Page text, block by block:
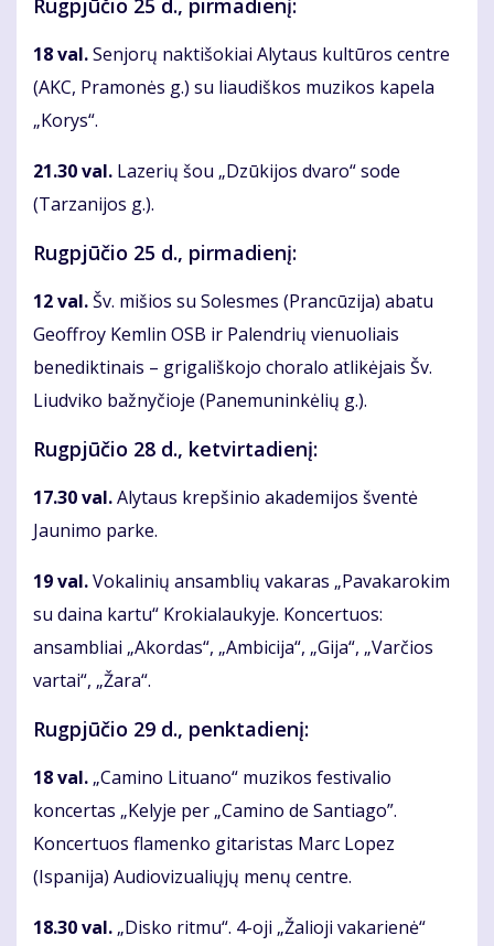
18 val.Senjorų naktišokiai Alytaus kultūros centre
(AKC, Pramonės g.) su liaudiškos muzikos kapela
„Korys“.
21.30 val. Lazerių šou „Dzūkijos dvaro“ sode
(Tarzanijos g.).
Rugpjūčio 25 d., pirmadienį:
12 val.Šv. mišios su Solesmes (Prancūzija) abatu
Geoffroy Kemlin OSB ir Palendrių vienuoliais
benediktinais – grigališkojo choralo atlikėjais Šv.
Liudviko bažnyčioje (Panemuninkėlių g.).
Rugpjūčio 28 d., ketvirtadienį:
17.30 val.Alytaus krepšinio akademijos šventė
Jaunimo parke.
19 val.Vokalinių ansamblių vakaras „Pavakarokim
su daina kartu“ Krokialaukyje. Koncertuos:
ansambliai „Akordas“, „Ambicija“, „Gija“, „Varčios
vartai“, „Žara“.
Rugpjūčio 29 d., penktadienį:
18 val. „Camino Lituano“ muzikos festivalio
koncertas „Kelyje per „Camino de Santiago”.
Koncertuos flamenko gitaristas Marc Lopez
(Ispanija) Audiovizualiųjų menų centre.
18.30 val. „Disko ritmu“. 4-oji „Žalioji vakarienė“